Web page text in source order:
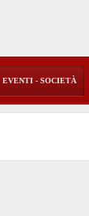
EVENTI - SOCIETÀ